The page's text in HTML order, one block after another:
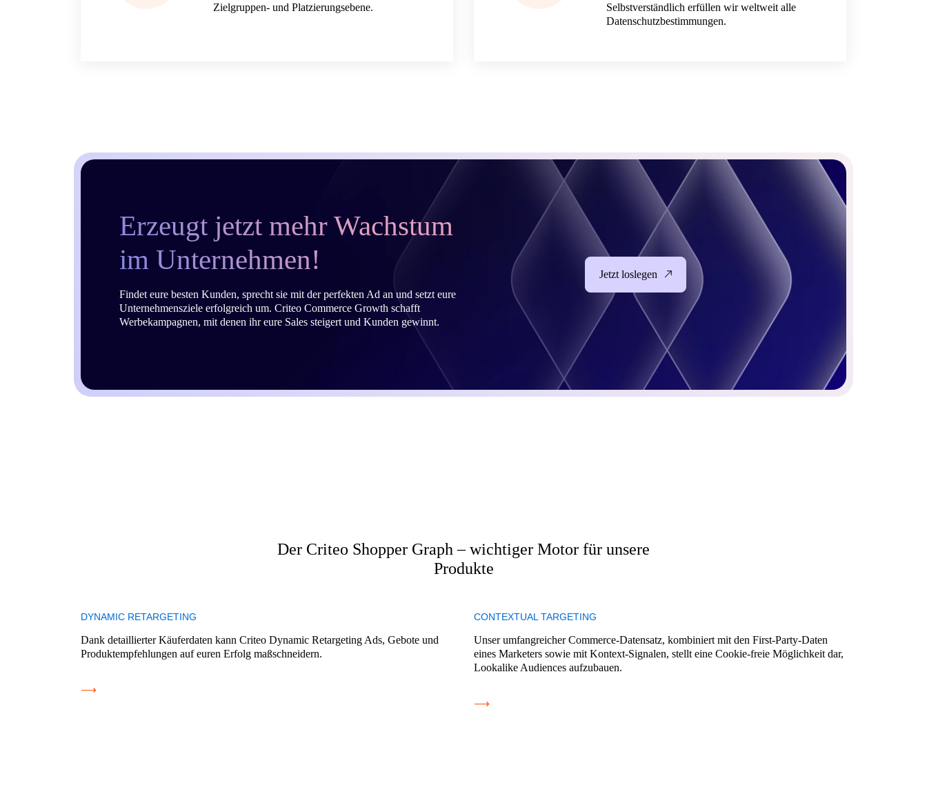
Zielgruppen- und Platzierungsebene.
Selbstverständlich erfüllen wir weltweit alle
Datenschutzbestimmungen.
Erzeugt jetzt mehr Wachstum
im Unternehmen!
Findet eure besten Kunden, sprecht sie mit der perfekten Ad an und setzt eure
Unternehmensziele erfolgreich um. Criteo Commerce Growth schafft
Werbekampagnen, mit denen ihr eure Sales steigert und Kunden gewinnt.
Jetzt loslegen
Der Criteo Shopper Graph – wichtiger Motor für unsere
Produkte
DYNAMIC RETARGETING
Dank detaillierter Käuferdaten kann Criteo Dynamic Retargeting Ads, Gebote und
Produktempfehlungen auf euren Erfolg maßschneidern.
⟶
CONTEXTUAL TARGETING
Unser umfangreicher Commerce-Datensatz, kombiniert mit den First-Party-Daten
eines Marketers sowie mit Kontext-Signalen, stellt eine Cookie-freie Möglichkeit dar,
Lookalike Audiences aufzubauen.
⟶